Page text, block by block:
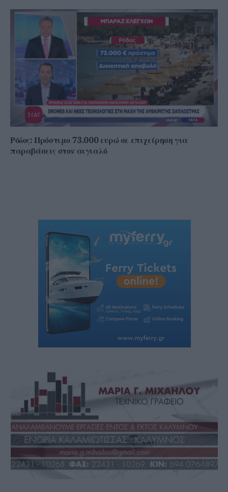
Ρόδος: Πρόστιμο 73.000 ευρώ σε επιχείρηση για
παραβάσεις στον αιγιαλό